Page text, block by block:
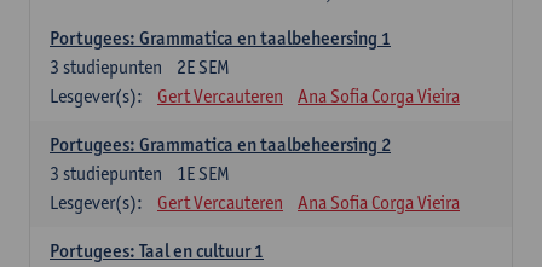
Portugees: Grammatica en taalbeheersing 1
2E SEM
3 studiepunten
Lesgever(s):
Gert Vercauteren Ana Sofia Corga Vieira
Portugees: Grammatica en taalbeheersing 2
1E SEM
3 studiepunten
Lesgever(s):
Gert Vercauteren Ana Sofia Corga Vieira
Portugees: Taal en cultuur 1